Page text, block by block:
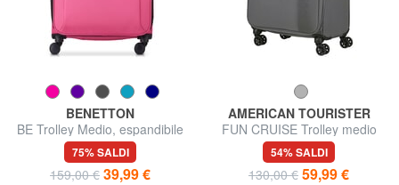
BENETTON
BE Trolley Medio, espandibile
75% SALDI
159,00 € 39,99 €
AMERICAN TOURISTER
FUN CRUISE Trolley medio
espandibile
54% SALDI
130,00 € 59,99 €